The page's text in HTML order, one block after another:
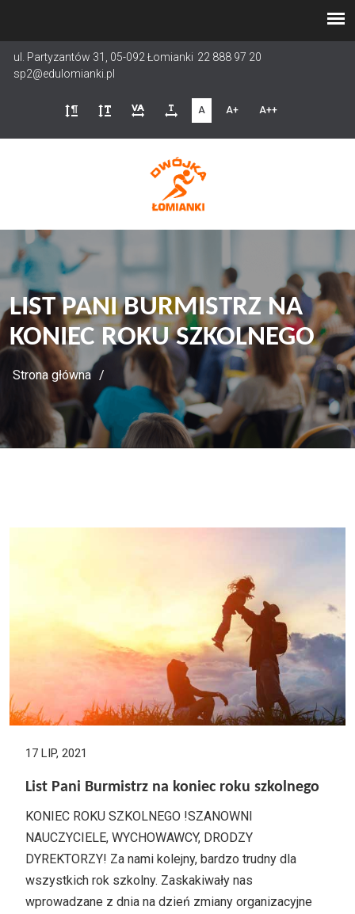
treści
ul. Partyzantów 31, 05-092 Łomianki 22 888 97 20
sp2@edulomianki.pl
A A+ A++
LIST PANI BURMISTRZ NA
KONIEC ROKU SZKOLNEGO
Strona główna
17 LIP, 2021
List Pani Burmistrz na koniec roku szkolnego
KONIEC ROKU SZKOLNEGO !SZANOWNI
NAUCZYCIELE, WYCHOWAWCY, DRODZY
DYREKTORZY! Za nami kolejny, bardzo trudny dla
wszystkich rok szkolny. Zaskakiwały nas
wprowadzane z dnia na dzień zmiany organizacyjne